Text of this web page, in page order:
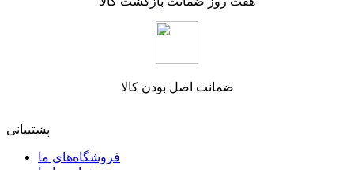
ضمانت اصل بودن کالا
پشتیبانی
فروشگاه‌های ما